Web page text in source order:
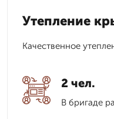
Утепление
Качественное
2 чел.
В бригаде